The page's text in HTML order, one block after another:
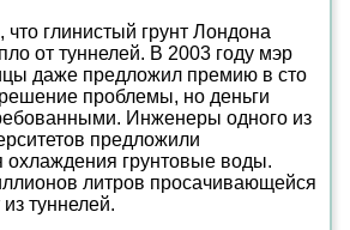
глинистый грунт Лондона
от туннелей. В 2003 году мэр
даже предложил премию в сто
проблемы, но деньги
Инженеры одного из
предложили
охлаждения грунтовые воды.
литров просачивающейся
туннелей.